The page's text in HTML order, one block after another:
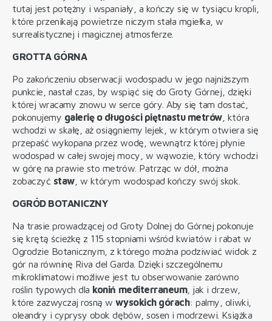
tutaj jest potężny i wspaniały, a kończy się w tysiącu kropli,
które przenikają powietrze niczym stała mgiełka, w
surrealistycznej i magicznej atmosferze.
GROTTA GÓRNA
Po zakończeniu obserwacji wodospadu w jego najniższym
punkcie, nastał czas, by wspiąć się do Groty Górnej, dzięki
której wracamy znowu w serce góry. Aby się tam dostać,
pokonujemy galerię o długości piętnastu metrów, która
wchodzi w skałę, aż osiągniemy lejek, w którym otwiera się
przepaść wykopana przez wodę, wewnątrz której płynie
wodospad w całej swojej mocy, w wąwozie, który wchodzi
w górę na prawie sto metrów. Patrząc w dół, można
zobaczyć staw, w którym wodospad kończy swój skok.
OGRÓD BOTANICZNY
Na trasie prowadzącej od Groty Dolnej do Górnej pokonuje
się krętą ścieżkę z 115 stopniami wśród kwiatów i rabat w
Ogrodzie Botanicznym, z którego można podziwiać widok z
gór na równinę Riva del Garda. Dzięki szczególnemu
mikroklimatowi możliwe jest tu obserwowanie zarówno
roślin typowych dla koniń mediterraneum, jak i drzew,
które zazwyczaj rosną wwysokich górach: palmy, oliwki,
oleandry i cyprysy obok dębów, sosen i modrzewi. Książka